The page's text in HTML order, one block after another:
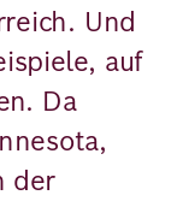
Und
auf
Da
der